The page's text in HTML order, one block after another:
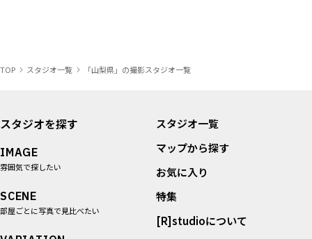
TOP スタジオ一覧 「山梨県」の撮影スタジオ一覧
スタジオを探す
IMAGE
雰囲気で探したい
SCENE
部屋ごとに写真で見比べたい
スタジオ一覧
マップから探す
お気に入り
特集
[R]studioについて